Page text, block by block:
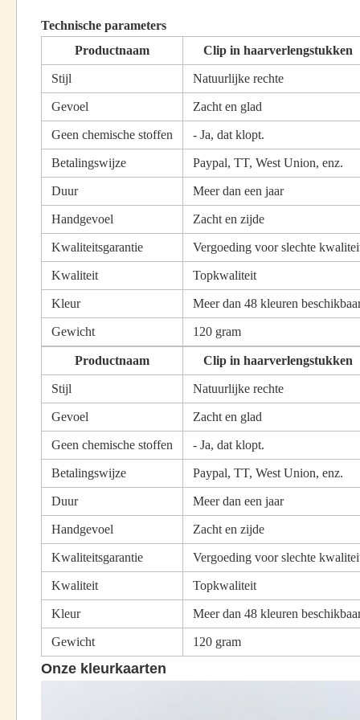
Technische parameters
Productnaam
Clip in haarverlengstukken
Stijl Natuurlijke rechte
Gevoel Zacht en glad
Geen chemische stoffen - Ja, dat klopt.
Betalingswijze Paypal, TT, West Union, enz.
Duur Meer dan een jaar
Handgevoel Zacht en zijde
Kwaliteitsgarantie Vergoeding voor slechte
Kwaliteit Topkwaliteit
Kleur Meer dan 48 kleuren
Gewicht 120 gram
Productnaam Clip in haarverlengstukken
Stijl Natuurlijke rechte
Gevoel Zacht en glad
Geen chemische stoffen - Ja, dat klopt.
Betalingswijze Paypal, TT, West Union, enz.
Duur Meer dan een jaar
Handgevoel Zacht en zijde
Kwaliteitsgarantie Vergoeding voor slechte
Kwaliteit Topkwaliteit
Kleur Meer dan 48 kleuren
Gewicht 120 gram
Onze kleurkaarten